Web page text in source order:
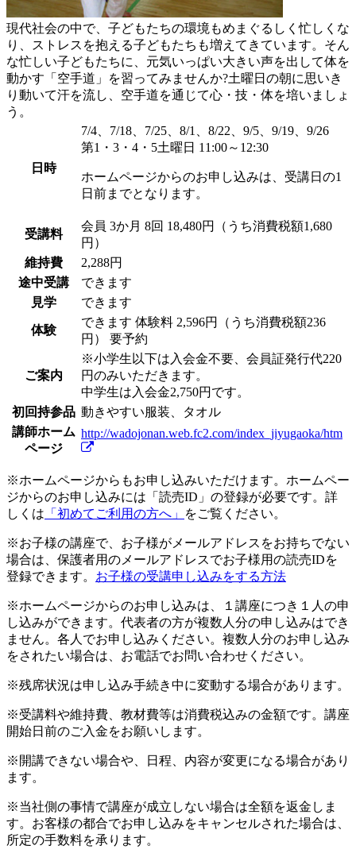
現代社会の中で、子どもたちの環境もめまぐるしく忙しくな
り、ストレスを抱える子どもたちも増えてきています。そん
な忙しい子どもたちに、元気いっぱい大きい声を出して体を
動かす「空手道」を習ってみませんか?土曜日の朝に思いき
り動いて汗を流し、空手道を通じて心・技・体を培いましょ
う。
日時
7/4、7/18、7/25、8/1、8/22、9/5、9/19、9/26
第1・3・4・5土曜日 11:00～12:30
ホームページからのお申し込みは、受講日の1
日前までとなります。
受講料
会員 3か月 8回 18,480円（うち消費税額1,680
円）
維持費
2,288円
途中受講
できます
見学
できます
体験
できます 体験料 2,596円（うち消費税額236
円） 要予約
ご案内
※小学生以下は入会金不要、会員証発行代220
円のみいただきます。
中学生は入会金2,750円です。
初回持参品 動きやすい服装、タオル
講師ホーム
ページ
http://wadojonan.web.fc2.com/index_jiyugaoka/htm
※ホームページからもお申し込みいただけます。ホームペー
ジからのお申し込みには「読売ID」の登録が必要です。詳
しくは 「初めてご利用の方へ」 をご覧ください。
※お子様の講座で、お子様がメールアドレスをお持ちでない
場合は、保護者用のメールアドレスでお子様用の読売IDを
登録できます。 お子様の受講申し込みをする方法
※ホームページからのお申し込みは、１講座につき１人の申
し込みができます。代表者の方が複数人分の申し込みはでき
ません。各人でお申し込みください。複数人分のお申し込み
をされたい場合は、お電話でお問い合わせください。
※残席状況は申し込み手続き中に変動する場合があります。
※受講料や維持費、教材費等は消費税込みの金額です。講座
開始日前のご入金をお願いします。
※開講できない場合や、日程、内容が変更になる場合があり
ます。
※当社側の事情で講座が成立しない場合は全額を返金しま
す。お客様の都合でお申し込みをキャンセルされた場合は、
所定の手数料を承ります。